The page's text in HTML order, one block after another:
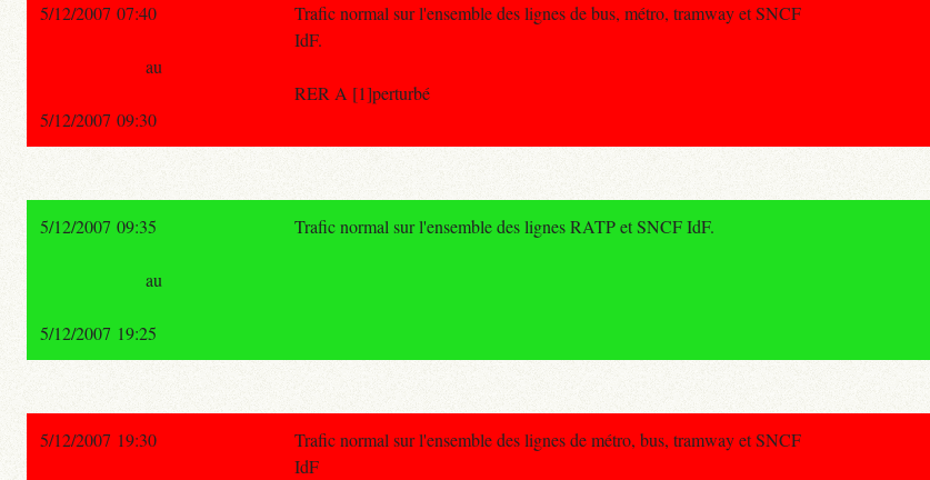
5/12/2007 07:40
Trafic normal sur l'ensemble des lignes de bus, métro, tramway et SNCF
IdF.
RER A [1]perturbé
au
5/12/2007 09:30
5/12/2007 09:35 Trafic normal sur l'ensemble des lignes RATP et SNCF IdF.
au
5/12/2007 19:25
5/12/2007 19:30
Trafic normal sur l'ensemble des lignes de métro, bus, tramway et SNCF
IdF